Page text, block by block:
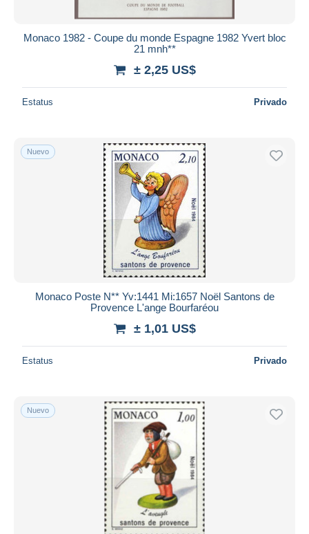
Monaco 1982 - Coupe du monde Espagne 1982 Yvert bloc
21 mnh**
± 2,25 US$
Estatus Privado
Nuevo
Monaco Poste N** Yv:1441 Mi:1657 Noël Santons de
Provence L'ange Bourfaréou
± 1,01 US$
Estatus Privado
Nuevo